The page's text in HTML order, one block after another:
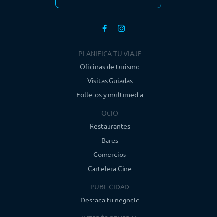
PLANIFICA TU VIAJE
Oficinas de turismo
Visitas Guiadas
Folletos y multimedia
OCIO
Restaurantes
Bares
Comercios
Cartelera Cine
PUBLICIDAD
Destaca tu negocio